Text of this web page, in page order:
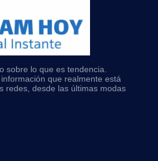
sobre lo que es tendencia.
que realmente está
redes, desde las últimas modas